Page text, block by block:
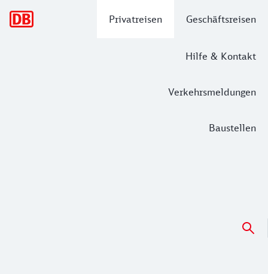
Privatreisen Geschäftsreisen
Hilfe & Kontakt
Verkehrsmeldungen
Baustellen